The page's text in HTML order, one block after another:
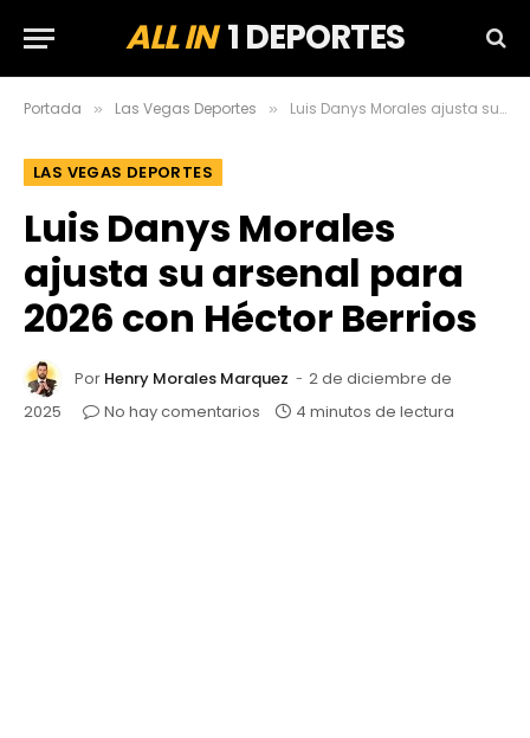
ALL IN1 DEPORTES
Portada » Las Vegas Deportes » Luis Danys Morales ajusta su arsenal para 2026 con Héctor Berrios
LAS VEGAS DEPORTES
Luis Danys Morales
ajusta su arsenal para
2026 con Héctor Berrios
Por Henry Morales Marquez
2 de diciembre de
2025
No hay comentarios 4 minutos de lectura